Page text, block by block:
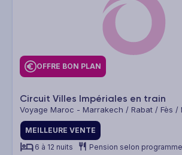
OFFRE BON PLAN
Circuit Villes Impériales en train
Voyage Maroc - Marrakech / Rabat / Fès /
MEILLEURE VENTE
6 à 12 nuits
Pension selon programme